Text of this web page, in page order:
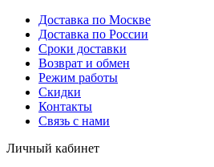
Доставка по Москве
Доставка по России
Сроки доставки
Возврат и обмен
Режим работы
Скидки
Контакты
Связь с нами
Личный кабинет